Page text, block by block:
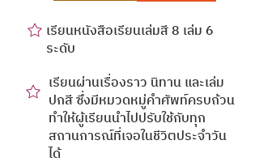
เรียนหนังสือเรียนเล่มสี 8 เล่ม 6
ระดับ
เรียนผ่านเรื่องราว นิทาน และเล่ม
ปกสี ซึ่งมีหมวดหมู่คำศัพท์ครบถ้วน
ทำให้ผู้เรียนนำไปปรับใช้กับทุก
สถานการณ์ที่เจอในชีวิตประจำวัน
ได้